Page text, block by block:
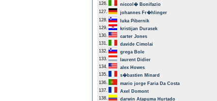
126.
niccol� Bonifazio
127.
johannes Fr�hlinger
128.
luka Pibernik
129.
kristijan Durasek
130.
carter Jones
131.
davide Cimolai
132.
grega Bole
133.
laurent Didier
134.
alex Howes
135.
s�bastien Minard
136.
mario jorge Faria Da Costa
137.
Axel Domont
138.
darwin Atapuma Hurtado